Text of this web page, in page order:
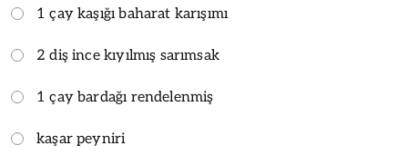
1 çay kaşığı baharat karışımı
2 diş ince kıyılmış sarımsak
1 çay bardağı rendelenmiş
kaşar peyniri